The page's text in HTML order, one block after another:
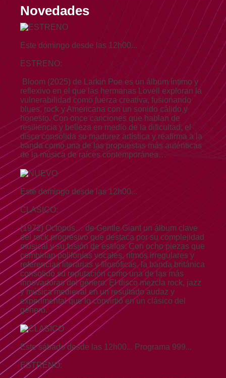
Novedades
Este domingo desde las 12h00...
ESTRENO:
Bloom (2025) de Larkin Poe es un álbum íntimo y
reflexivo en el que las hermanas Lovell exploran la
vulnerabilidad como fuerza creativa, fusionando
blues, rock y Americana con un sonido cálido y
honesto. Con once canciones que hablan de
resiliencia y belleza en medio de la dificultad, el
disco consolida su madurez artística y reafirma a la
banda como una de las propuestas más auténticas
de la música de raíces contemporánea…
Este domingo desde las 12h00...
CLASICO:
(1972) Octopus… de Gentle Giant un álbum clave
del rock progresivo que destaca por su complejidad
musical y su fusión de estilos. Con ocho piezas que
combinan polifonías vocales, ritmos irregulares y
referencias literarias y filosóficas, la banda británica
consolidó su reputación como una de las más
innovadoras del género. El disco mezcla rock, jazz
y música medieval en un resultado audaz y
experimental que lo convirtió en un clásico del
género.
Este sábado desde las 12h00... Programa 999...
ESTRENO: